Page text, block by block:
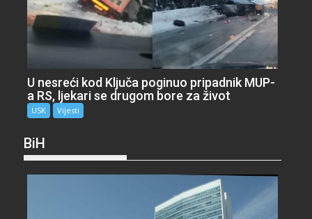
U nesreći kod Ključa poginuo pripadnik MUP-
a RS, ljekari se drugom bore za život
USK Vijesti
BiH